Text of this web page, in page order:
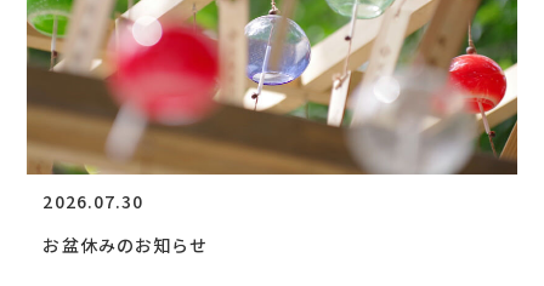
2026.07.30
お盆休みのお知らせ